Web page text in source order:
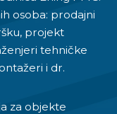
osoba: prodajni
projekt
tehničke
i dr.
za objekte